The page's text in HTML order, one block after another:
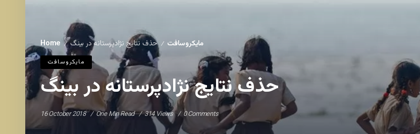
Home / مايکروسافت / حذف نتایج نژادپرستانه در بینگ
مايکروسافت
حذف نتایج نژادپرستانه در بینگ
16 October 2018 One Min Read 314 Views 0 Comments